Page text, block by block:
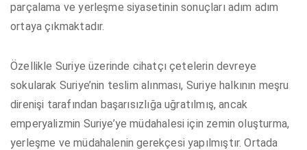
parçalama ve yerleşme siyasetinin sonuçları adım adım
ortaya çıkmaktadır.
Özellikle Suriye üzerinde cihatçı çetelerin devreye
sokularak Suriye’nin teslim alınması, Suriye halkının meşru
direnişi tarafından başarısızlığa uğratılmış, ancak
emperyalizmin Suriye’ye müdahalesi için zemin oluşturma,
yerleşme ve müdahalenin gerekçesi yapılmıştır. Ortada